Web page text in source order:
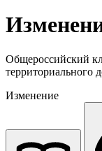
Общероссийский
территориального
Изменение